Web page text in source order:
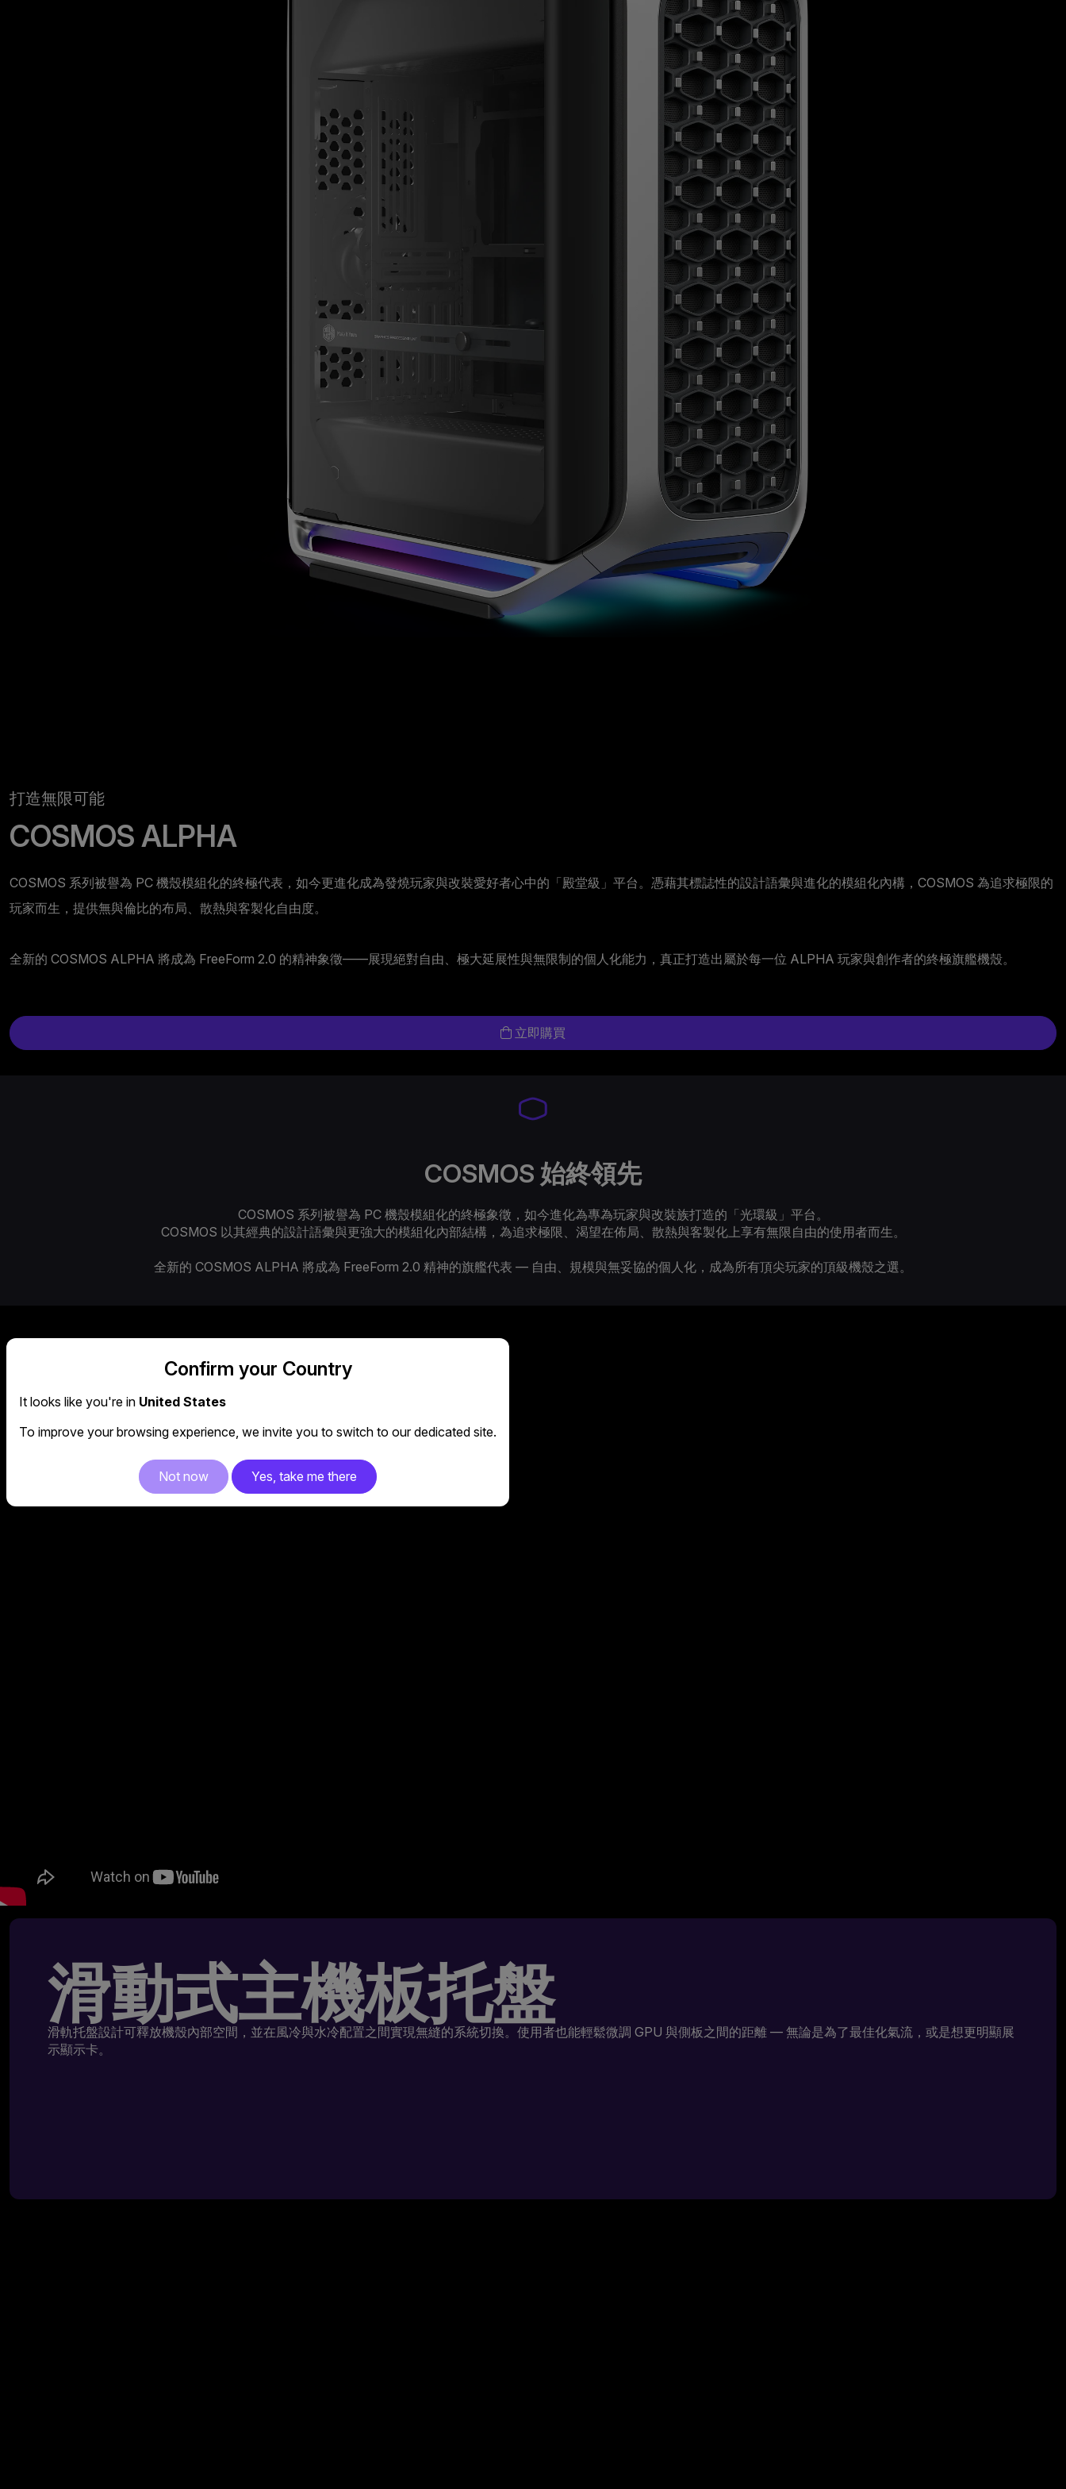
打造無限可能
COSMOS ALPHA
COSMOS 系列被譽為 PC 機殼模組化的終極代表，如今更進化成為發燒玩家與改裝愛好者心中的「殿堂級」平台。憑藉其標誌性的設計語彙與進化的模組化內構，COSMOS 為追求極限的
玩家而生，提供無與倫比的布局、散熱與客製化自由度。
全新的 COSMOS ALPHA 將成為 FreeForm 2.0 的精神象徵——展現絕對自由、極大延展性與無限制的個人化能力，真正打造出屬於每一位 ALPHA 玩家與創作者的終極旗艦機殼。
立即購買
COSMOS 始終領先
COSMOS 系列被譽為 PC 機殼模組化的終極象徵，如今進化為專為玩家與改裝族打造的「光環級」平台。
COSMOS 以其經典的設計語彙與更強大的模組化內部結構，為追求極限、渴望在佈局、散熱與客製化上享有無限自由的使用者而生。
全新的 COSMOS ALPHA 將成為 FreeForm 2.0 精神的旗艦代表 — 自由、規模與無妥協的個人化，成為所有頂尖玩家的頂級機殼之選。
滑動式主機板托盤
滑軌托盤設計可釋放機殼內部空間，並在風冷與水冷配置之間實現無縫的系統切換。使用者也能輕鬆微調 GPU 與側板之間的距離 — 無論是為了最佳化氣流，或是想更明顯展
示顯示卡。
Confirm your Country
It looks like you're in United States
To improve your browsing experience, we invite you to switch to our dedicated site.
Not now Yes, take me there